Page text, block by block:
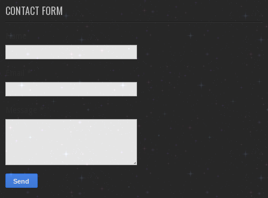
CONTACT FORM
Name
*